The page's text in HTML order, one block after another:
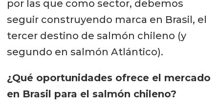
por las que como sector, debemos
seguir construyendo marca en Brasil, el
tercer destino de salmón chileno (y
segundo en salmón Atlántico).
¿Qué oportunidades ofrece el mercado
en Brasil para el salmón chileno?